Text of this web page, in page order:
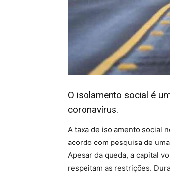
O isolamento social é
coronavírus.
A taxa de isolamento social
acordo com pesquisa de
Apesar da queda, a capital
respeitam as restrições.